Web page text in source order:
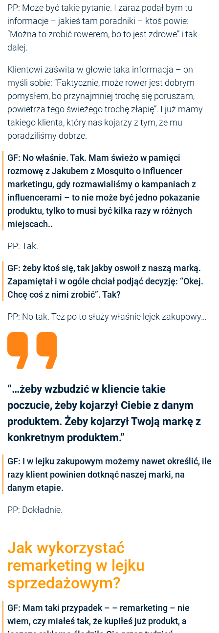
PP: Może być takie pytanie. I zaraz podał bym tu
informacje – jakieś tam poradniki – ktoś powie:
“Można to zrobić rowerem, bo to jest zdrowe” i tak
dalej.
Klientowi zaświta w głowie taka informacja – on
myśli sobie: “Faktycznie, może rower jest dobrym
pomysłem, bo przynajmniej trochę się poruszam,
powietrza tego świeżego trochę złapię”. I już mamy
takiego klienta, który nas kojarzy z tym, że mu
poradziliśmy dobrze.
GF: No właśnie. Tak. Mam świeżo w pamięci
rozmowę z Jakubem z Mosquito o influencer
marketingu, gdy rozmawialiśmy o kampaniach z
influencerami – to nie może być jedno pokazanie
produktu, tylko to musi być kilka razy w różnych
miejscach..
PP: Tak.
GF: żeby ktoś się, tak jakby oswoił z naszą marką.
Zapamiętał i w ogóle chciał podjąć decyzję: “Okej.
Chcę coś z nimi zrobić”. Tak?
PP: No tak. Też po to służy właśnie lejek zakupowy…
“…żeby wzbudzić w kliencie takie
poczucie, żeby kojarzył Ciebie z danym
produktem. Żeby kojarzył Twoją markę z
konkretnym produktem.”
GF: I w lejku zakupowym możemy nawet określić, ile
razy klient powinien dotknąć naszej marki, na
danym etapie.
PP: Dokładnie.
Jak wykorzystać
remarketing w lejku
sprzedażowym?
GF: Mam taki przypadek – – remarketing – nie
wiem, czy miałeś tak, że kupiłeś już produkt, a